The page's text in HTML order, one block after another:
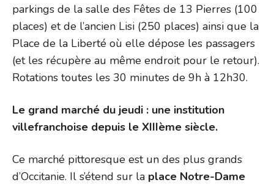
parkings de la salle des Fêtes de 13 Pierres (100
places) et de l’ancien Lisi (250 places) ainsi que la
Place de la Liberté où elle dépose les passagers
(et les récupère au même endroit pour le retour).
Rotations toutes les 30 minutes de 9h à 12h30.
Le grand marché du jeudi : une institution
villefranchoise depuis le XIIIème siècle.
Ce marché pittoresque est un des plus grands
d’Occitanie. Il s’étend sur la place Notre-Dame